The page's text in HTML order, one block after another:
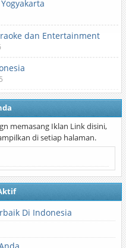
dan Entertainment
memasang Iklan Link disini,
di setiap halaman.
Di Indonesia